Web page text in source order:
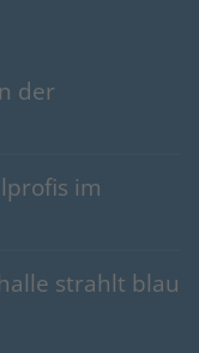
der
im
strahlt blau